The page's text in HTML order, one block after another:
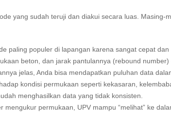
yang sudah teruji dan diakui secara luas. Masing-
paling populer di lapangan karena sangat cepat
beton, dan jarak pantulannya (rebound number)
jelas, Anda bisa mendapatkan puluhan data
kondisi permukaan seperti kekasaran,
menghasilkan data yang tidak konsisten.
mengukur permukaan, UPV mampu “melihat” ke